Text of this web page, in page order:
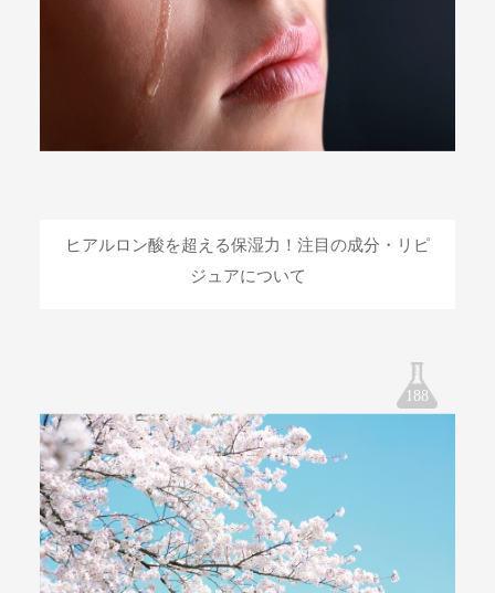
ヒアルロン酸を超える保湿力！注目の成分・リピ
ジュアについて
188